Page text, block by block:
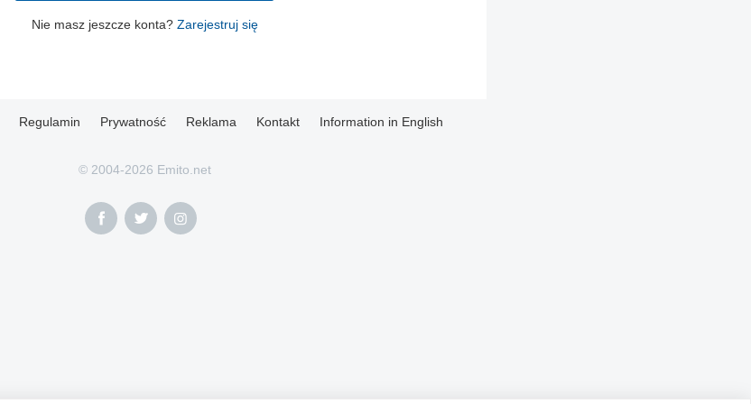
Nie masz jeszcze konta? Zarejestruj się
Regulamin Prywatność Reklama Kontakt Information in English
© 2004-2026 Emito.net